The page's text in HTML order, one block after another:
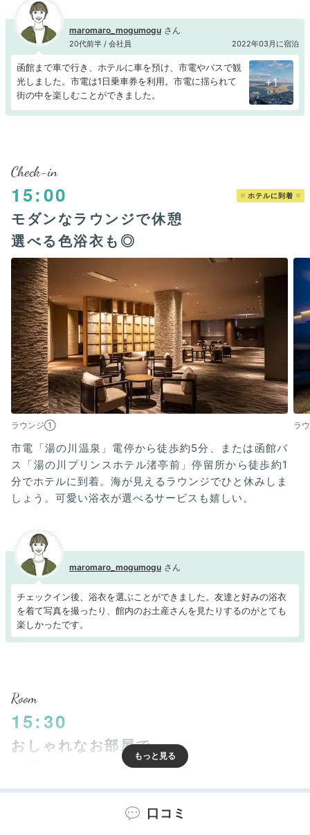
maromaro_mogumogu
20代前半 / 会社員 2022年03月に宿泊
函館まで車で行き、ホテルに車を預け、市電やバスで観
光しました。市電は1日乗車券を利用。市電に揺られて
街の中を楽しむことができました。
+1
Check-in
15:00 ホテルに到着
モダンなラウンジで休憩
選べる色浴衣も◎
ラウンジ① ラ
市電「湯の川温泉」電停から徒歩約5分、または函館バ
ス「湯の川プリンスホテル渚亭前」停留所から徒歩約1
分でホテルに到着。海が見えるラウンジでひと休みしま
しょう。可愛い浴衣が選べるサービスも嬉しい。
maromaro_mogumogu
チェックイン後、浴衣を選ぶことができました。友達と好みの浴衣
を着て写真を撮ったり、館内のお土産さんを見たりするのがとても
楽しかったです。
Room
15:30
おしゃれなお部屋で
お喋りを楽しもう
口コミ